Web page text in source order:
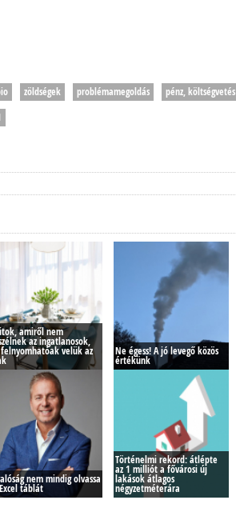
zöldségek problémamegoldás pénz, költségvetés
amiről nem
az ingatlanosok,
velük az Ne égess! A jó levegő közös
értékünk
nem mindig olvassa
táblát
Történelmi rekord: átlépte
az 1 milliót a fővárosi új
lakások átlagos
négyzetméterára